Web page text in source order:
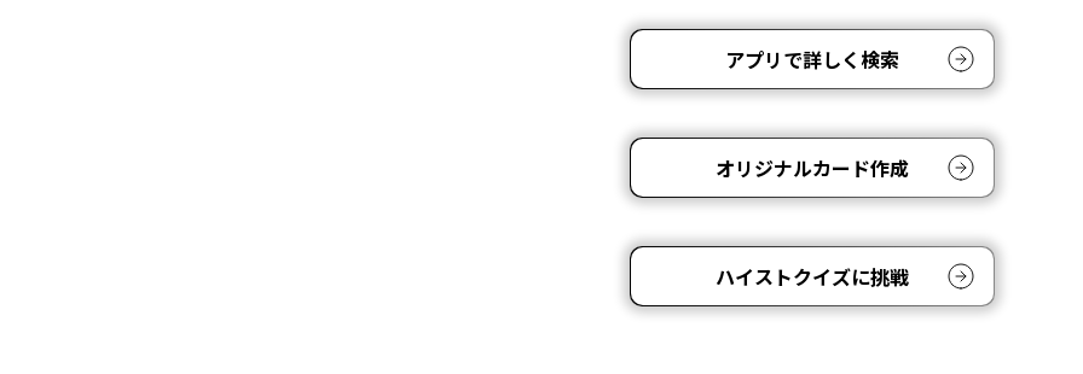
アプリで詳しく検索
オリジナルカード作成
ハイストクイズに挑戦